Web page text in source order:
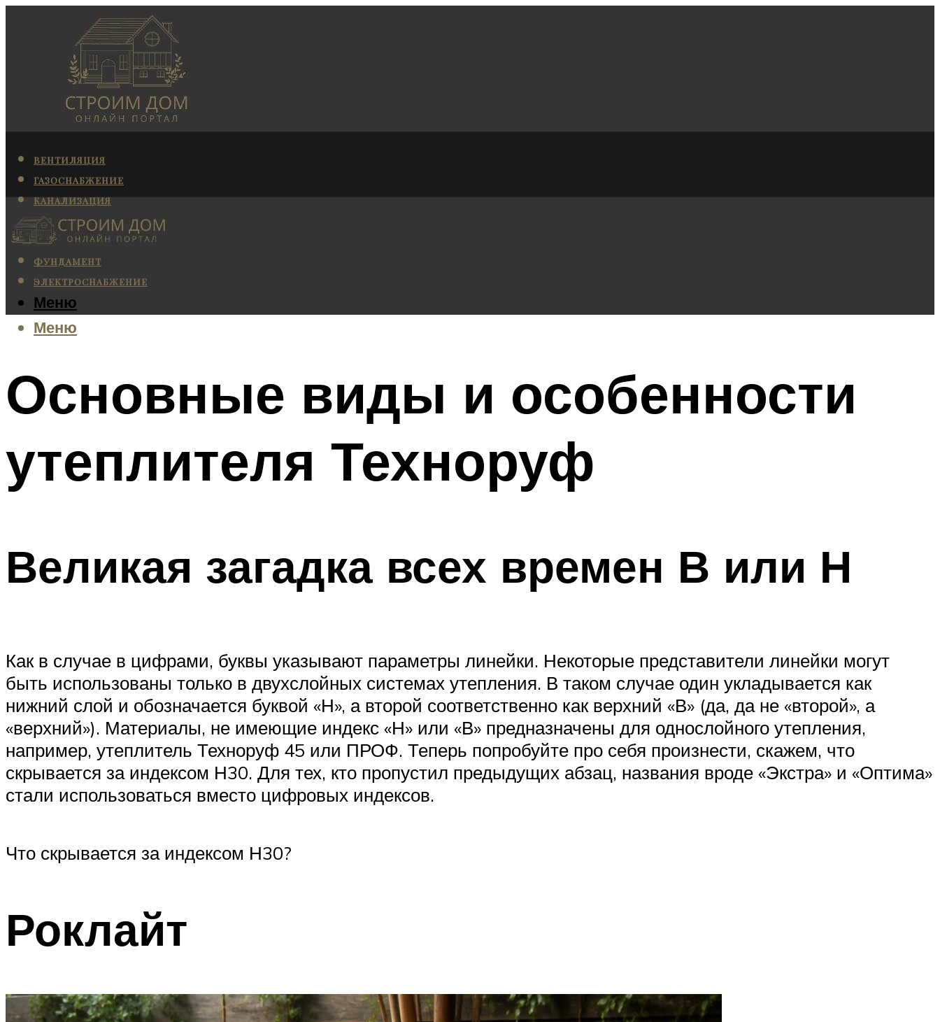
ВЕНТИЛЯЦИЯ
ГАЗОСНАБЖЕНИЕ
КАНАЛИЗАЦИЯ
КОНДИЦИОНИРОВАНИЕ
ОТОПЛЕНИЕ
ФУНДАМЕНТ
ЭЛЕКТРОСНАБЖЕНИЕ
Меню
Меню
Основные виды и особенности
утеплителя Техноруф
Великая загадка всех времен В или Н
Как в случае в цифрами, буквы указывают параметры линейки. Некоторые представители линейки могут
быть использованы только в двухслойных системах утепления. В таком случае один укладывается как
нижний слой и обозначается буквой «Н», а второй соответственно как верхний «В» (да, да не «второй», а
«верхний»). Материалы, не имеющие индекс «Н» или «В» предназначены для однослойного утепления,
например, утеплитель Техноруф 45 или ПРОФ. Теперь попробуйте про себя произнести, скажем, что
скрывается за индексом Н30. Для тех, кто пропустил предыдущих абзац, названия вроде «Экстра» и «Оптима»
стали использоваться вместо цифровых индексов.
Что скрывается за индексом Н30?
Роклайт